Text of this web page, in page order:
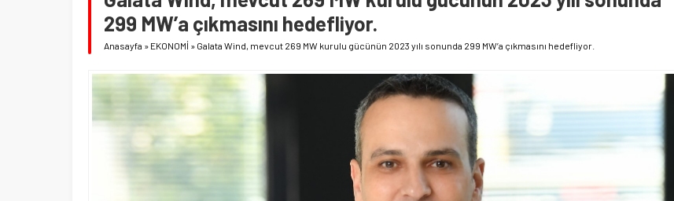
299 MW’a çıkmasını hedefliyor.
Anasayfa » EKONOMİ » Galata Wind, mevcut 269 MW kurulu gücünün 2023 yılı sonunda 299 MW’a çıkmasını hedefliyor.